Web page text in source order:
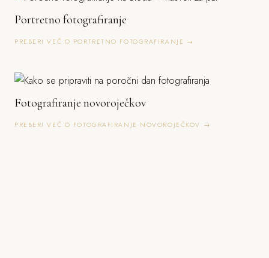
Portretno fotografiranje
PREBERI VEČ O PORTRETNO FOTOGRAFIRANJE →
Fotografiranje novoroječkov
PREBERI VEČ O FOTOGRAFIRANJE NOVOROJEČKOV →